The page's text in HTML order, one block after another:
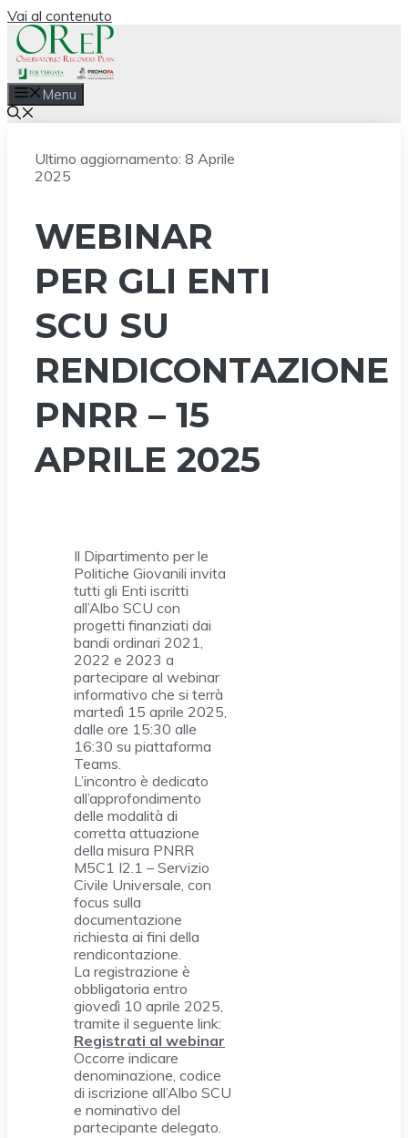
Vai al contenuto
Menu
Ultimo aggiornamento: 8 Aprile
2025
WEBINAR
PER GLI ENTI
SCU SU
RENDICONTAZIONE
PNRR – 15
APRILE 2025
Il Dipartimento per le
Politiche Giovanili invita
tutti gli Enti iscritti
all’Albo SCU con
progetti finanziati dai
bandi ordinari 2021,
2022 e 2023 a
partecipare al webinar
informativo che si terrà
martedì 15 aprile 2025,
dalle ore 15:30 alle
16:30 su piattaforma
Teams.
L’incontro è dedicato
all’approfondimento
delle modalità di
corretta attuazione
della misura PNRR
M5C1 I2.1 – Servizio
Civile Universale, con
focus sulla
documentazione
richiesta ai fini della
rendicontazione.
La registrazione è
obbligatoria entro
giovedì 10 aprile 2025,
tramite il seguente link:
Registrati al webinar
Occorre indicare
denominazione, codice
di iscrizione all’Albo SCU
e nominativo del
partecipante delegato.